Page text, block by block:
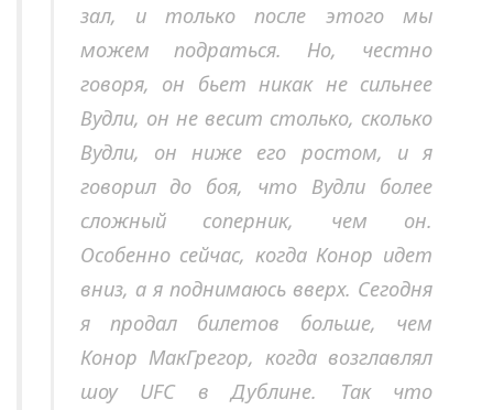
зал, и только после этого мы
можем подраться. Но, честно
говоря, он бьет никак не сильнее
Вудли, он не весит столько, сколько
Вудли, он ниже его ростом, и я
говорил до боя, что Вудли более
сложный соперник, чем он.
Особенно сейчас, когда Конор идет
вниз, а я поднимаюсь вверх. Сегодня
я продал билетов больше, чем
Конор МакГрегор, когда возглавлял
шоу UFC в Дублине. Так что